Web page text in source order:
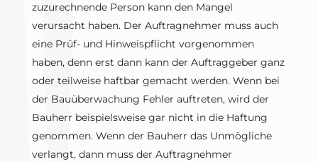
zuzurechnende Person kann den Mangel
verursacht haben. Der Auftragnehmer muss auch
eine Prüf- und Hinweispflicht vorgenommen
haben, denn erst dann kann der Auftraggeber ganz
oder teilweise haftbar gemacht werden. Wenn bei
der Bauüberwachung Fehler auftreten, wird der
Bauherr beispielsweise gar nicht in die Haftung
genommen. Wenn der Bauherr das Unmögliche
verlangt, dann muss der Auftragnehmer